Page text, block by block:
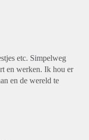
etc. Simpelweg
en werken. Ik hou er
en de wereld te